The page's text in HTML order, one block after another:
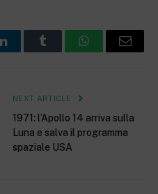
LinkedInTumblr WhatsAppEmail
NEXT ARTICLE
1971: l’Apollo 14 arriva sulla
Luna e salva il programma
spaziale USA